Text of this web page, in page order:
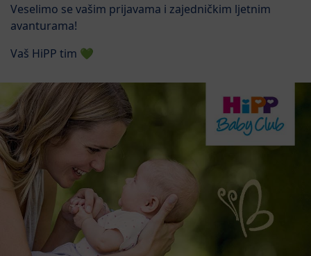
Veselimo se vašim prijavama i zajedničkim ljetnim
avanturama!
Vaš HiPP tim 💚